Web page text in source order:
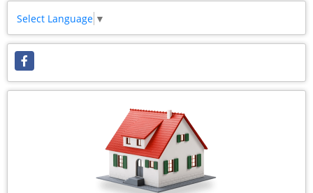
Select Language ▼
Facebook